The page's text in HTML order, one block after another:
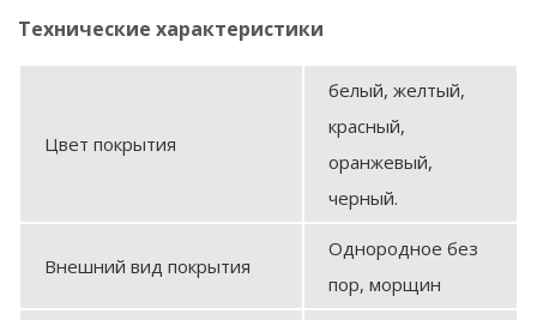
Технические характеристики
Цвет покрытия
белый, желтый,
красный,
оранжевый,
черный.
Внешний вид покрытия
Однородное без
пор, морщин